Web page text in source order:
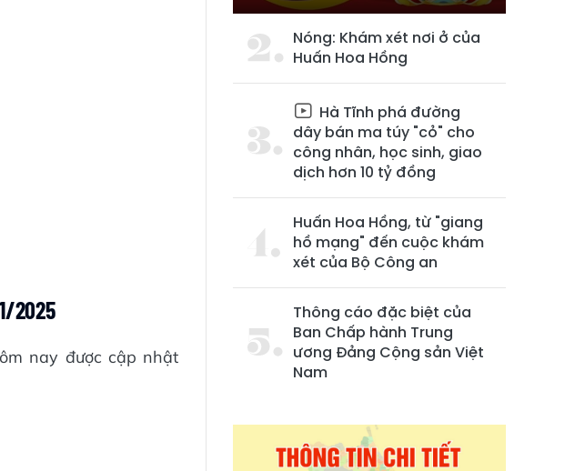
2025
nay được cập nhật
Nóng: Khám xét nơi ở của
Huấn Hoa Hồng
Hà Tĩnh phá đường
dây bán ma túy "cỏ" cho
công nhân, học sinh, giao
dịch hơn 10 tỷ đồng
Huấn Hoa Hồng, từ "giang
hồ mạng" đến cuộc khám
xét của Bộ Công an
Thông cáo đặc biệt của
Ban Chấp hành Trung
ương Đảng Cộng sản Việt
Nam